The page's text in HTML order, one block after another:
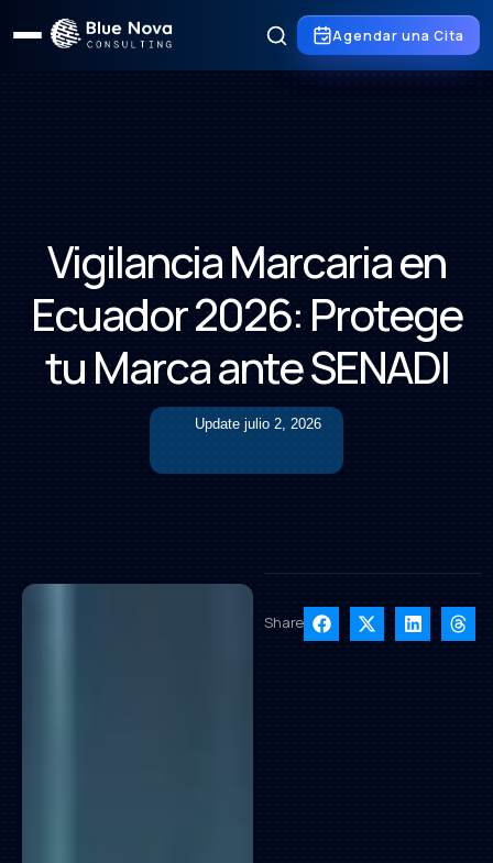
Agendar una Cita
Vigilancia Marcaria en
Ecuador 2026: Protege
tu Marca ante SENADI
Update julio 2, 2026
Share